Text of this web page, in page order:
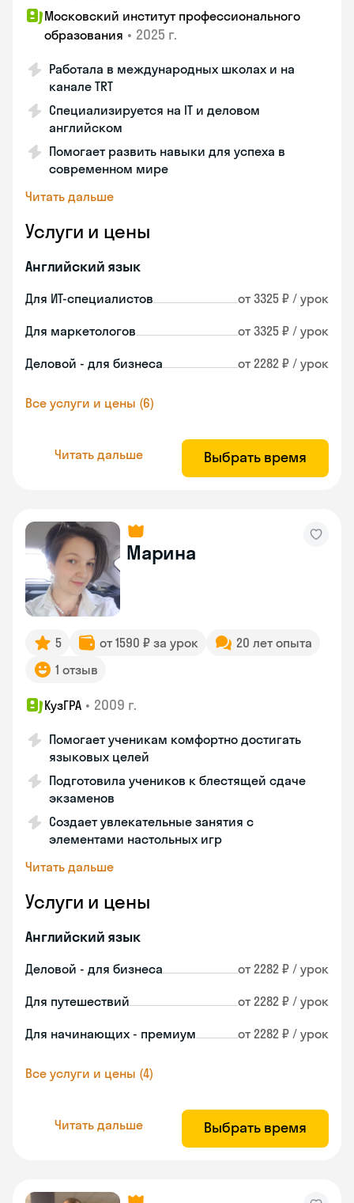
Московский институт профессионального
образования • 2025 г.
Работала в международных школах и на
канале TRT
Специализируется на IT и деловом
английском
Помогает развить навыки для успеха в
современном мире
Читать дальше
Услуги и цены
Английский язык
Для ИТ-специалистов от 3325 ₽ / урок
Для маркетологов от 3325 ₽ / урок
Деловой - для бизнеса от 2282 ₽ / урок
Все услуги и цены (6)
Читать дальше Выбрать время
Марина
5 от 1590 ₽ за урок
20 лет опыта
1 отзыв
КузГРА • 2009 г.
Помогает ученикам комфортно достигать
языковых целей
Подготовила учеников к блестящей сдаче
экзаменов
Создает увлекательные занятия с
элементами настольных игр
Читать дальше
Услуги и цены
Английский язык
Деловой - для бизнеса от 2282 ₽ / урок
Для путешествий от 2282 ₽ / урок
Для начинающих - премиум от 2282 ₽ / урок
Все услуги и цены (4)
Читать дальше Выбрать время